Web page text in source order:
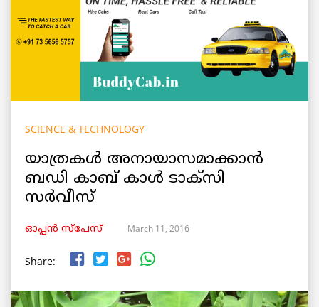
SCIENCE & TECHNOLOGY
യാത്രകൾ അനായാസമാക്കാൻ
ബഡി കാബ് കാൾ ടാക്സി
സർവീസ്
ഓപ്പൻ സ്പേസ് March 11, 2016
Share: